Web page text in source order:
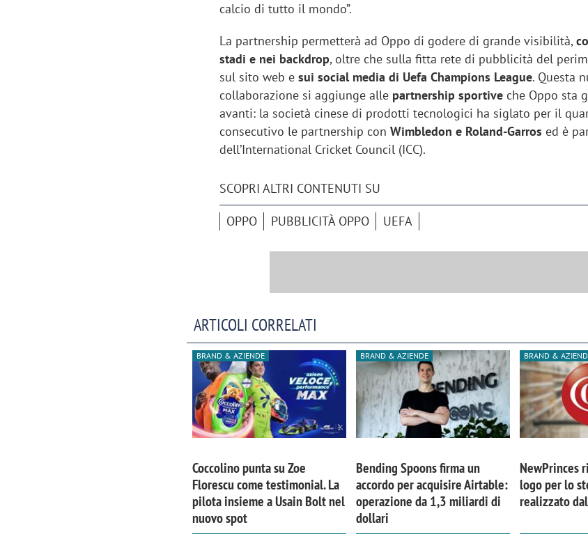
calcio di tutto il mondo”.
La partnership permetterà ad Oppo di godere di grande visibilità,
stadi e nei backdrop, oltre che sulla fitta rete di pubblicità del
sul sito web esui social media di Uefa Champions League. Questa
collaborazione si aggiunge alle partnership sportive che Oppo sta
avanti: la società cinese di prodotti tecnologici ha siglato per il
consecutivo le partnership conWimbledon e Roland-Garros ed è
dell’International Cricket Council (ICC).
SCOPRI ALTRI CONTENUTI SU
OPPO PUBBLICITÀ OPPO UEFA
ARTICOLI CORRELATI
BRAND & AZIENDE
Coccolino punta su Zoe
Florescu come testimonial. La
pilota insieme a Usain Bolt nel
nuovo spot
BRAND & AZIENDE
Bending Spoons firma un
accordo per acquisire Airtable:
operazione da 1,3 miliardi di
dollari
BRAND &
NewPrinces
logo per lo
realizzato